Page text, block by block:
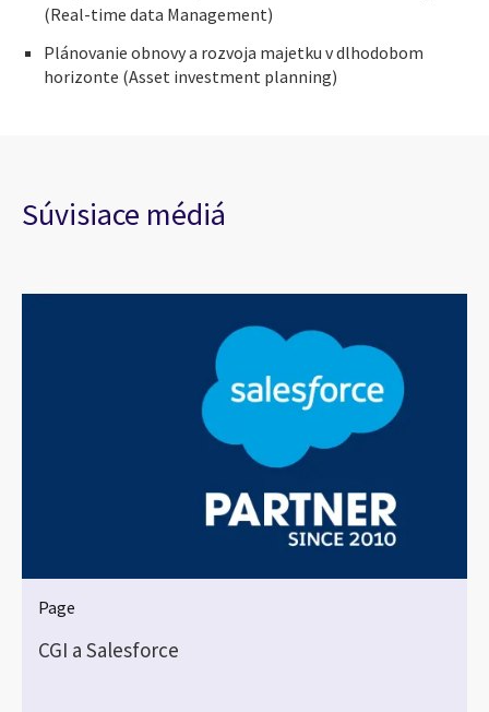
(Real-time data Management)
Plánovanie obnovy a rozvoja majetku v dlhodobom
horizonte (Asset investment planning)
Súvisiace médiá
Page
CGI a Salesforce